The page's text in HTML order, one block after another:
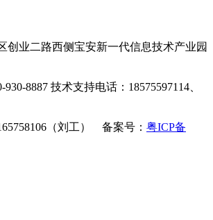
创业二路西侧宝安新一代信息技术产业园
8887 技术支持电话：18575597114、
（刘工） 备案号： 粤ICP备